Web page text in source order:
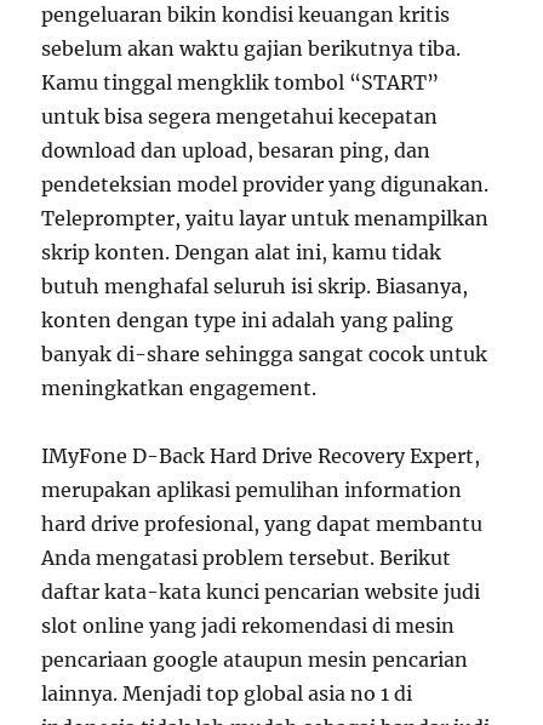
pengeluaran bikin kondisi keuangan kritis
sebelum akan waktu gajian berikutnya tiba.
Kamu tinggal mengklik tombol “START”
untuk bisa segera mengetahui kecepatan
download dan upload, besaran ping, dan
pendeteksian model provider yang digunakan.
Teleprompter, yaitu layar untuk menampilkan
skrip konten. Dengan alat ini, kamu tidak
butuh menghafal seluruh isi skrip. Biasanya,
konten dengan type ini adalah yang paling
banyak di-share sehingga sangat cocok untuk
meningkatkan engagement.
IMyFone D-Back Hard Drive Recovery Expert,
merupakan aplikasi pemulihan information
hard drive profesional, yang dapat membantu
Anda mengatasi problem tersebut. Berikut
daftar kata-kata kunci pencarian website judi
slot online yang jadi rekomendasi di mesin
pencariaan google ataupun mesin pencarian
lainnya. Menjadi top global asia no 1 di